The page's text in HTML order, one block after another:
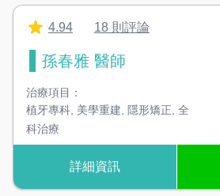
4.94 18 則評論
孫春雅 醫師
治療項目：
植牙專科, 美學重建, 隱形矯正, 全
科治療
詳細資訊